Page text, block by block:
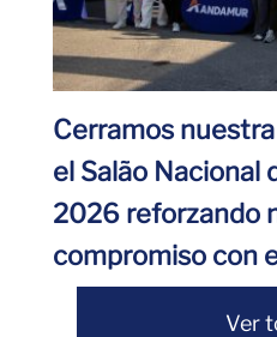
Cerramos
el Salão Nacional
2026 reforzando
compromiso con
Ver